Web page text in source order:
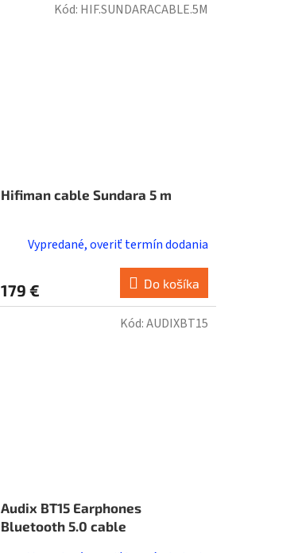
Hifiman cable Sundara 5 m
Vypredané, overiť termín dodania
179 € Do košíka
Kód: HIF.SUNDARACABLE.5M
Audix BT15 Earphones
Bluetooth 5.0 cable
Kód:AUDIXBT15